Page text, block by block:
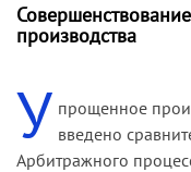
производства
У прощенное
введено
Арбитражного